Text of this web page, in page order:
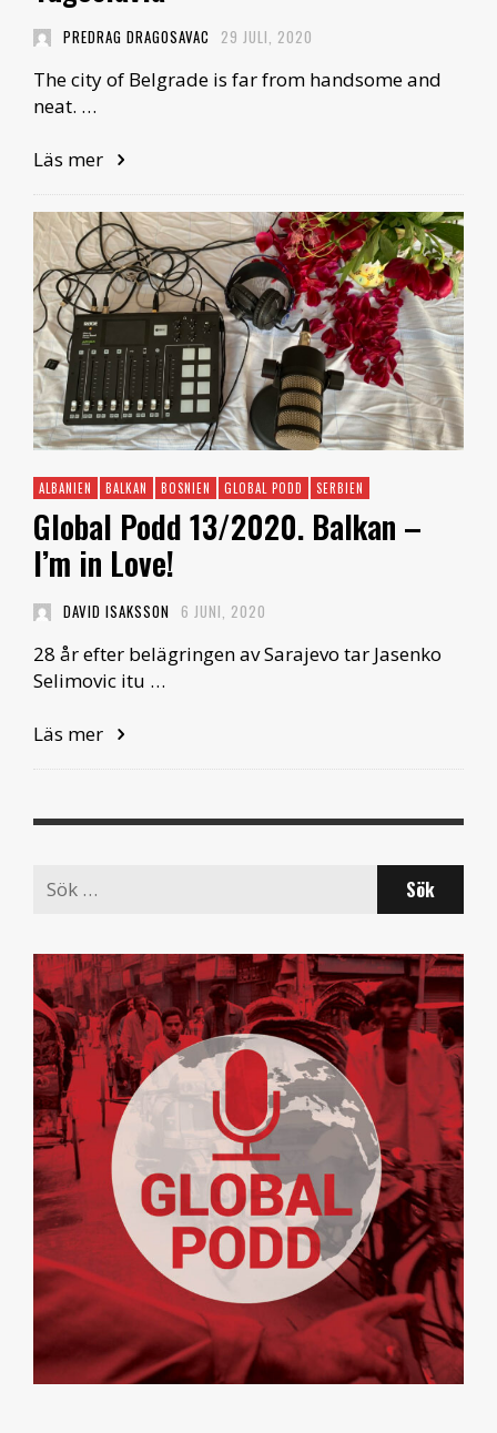
PREDRAG DRAGOSAVAC 29 JULI, 2020
The city of Belgrade is far from handsome and
neat. …
Läs mer
ALBANIEN BALKAN BOSNIEN GLOBAL PODD SERBIEN
Global Podd 13/2020. Balkan –
I’m in Love!
DAVID ISAKSSON 6 JUNI, 2020
28 år efter belägringen av Sarajevo tar Jasenko
Selimovic itu …
Läs mer
Search
for: